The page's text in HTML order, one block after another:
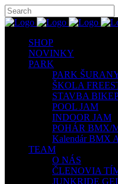
SHOP
NOVINKY
PARK
PARK
ŠKOLA
STAVBA
POOL JAM
INDOOR JAM
POHÁR BMX/
Kalendár BMX
TEAM
O NÁS
ČLENOVIA
JUNKRIDE